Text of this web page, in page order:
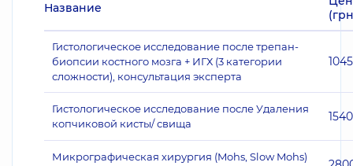
Название
Гистологическое исследование после трепан-
биопсии костного мозга + ИГХ (3 категории
сложности), консультация эксперта
Гистологическое исследование после Удаления
копчиковой кисты/ свища
1540
Микрографическая хирургия (Mohs, Slow Mohs)